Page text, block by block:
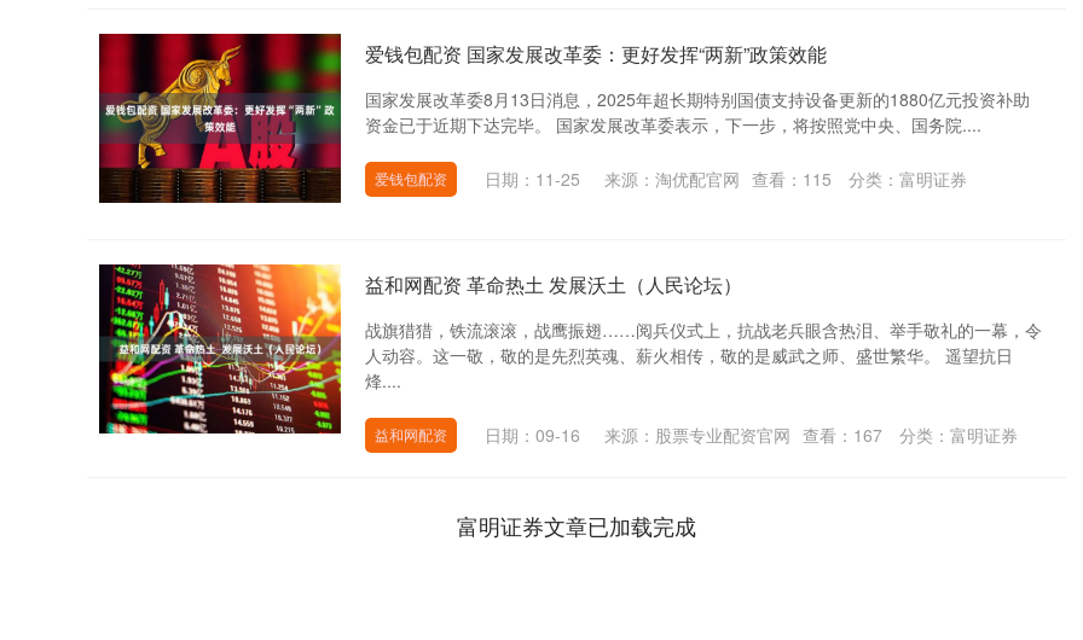
爱钱包配资 国家发展改革委：更好发挥“两新”政策效能
国家发展改革委8月13日消息，2025年超长期特别国债支持设备更新的1880亿元投资补助
资金已于近期下达完毕。 国家发展改革委表示，下一步，将按照党中央、国务院....
爱钱包配资 日期：11-25 来源：淘优配官网 查看： 115 分类： 富明证券
益和网配资 革命热土 发展沃土（人民论坛）
战旗猎猎，铁流滚滚，战鹰振翅……阅兵仪式上，抗战老兵眼含热泪、举手敬礼的一幕，令
人动容。这一敬，敬的是先烈英魂、薪火相传，敬的是威武之师、盛世繁华。 遥望抗日
烽....
益和网配资 日期：09-16 来源：股票专业配资官网 查看： 167 分类： 富明证券
富明证券文章已加载完成